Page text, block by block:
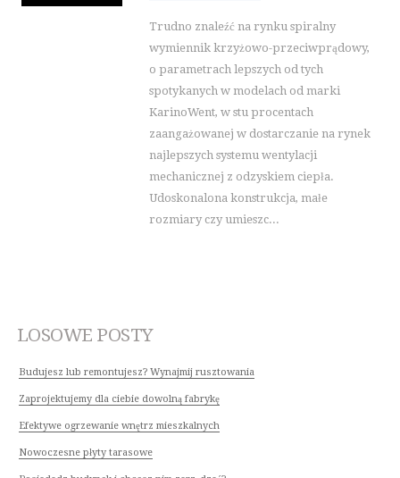
Trudno znaleźć na rynku spiralny
wymiennik krzyżowo-przeciwprądowy,
o parametrach lepszych od tych
spotykanych w modelach od marki
KarinoWent, w stu procentach
zaangażowanej w dostarczanie na rynek
najlepszych systemu wentylacji
mechanicznej z odzyskiem ciepła.
Udoskonalona konstrukcja, małe
rozmiary czy umieszc...
LOSOWE POSTY
Budujesz lub remontujesz? Wynajmij rusztowania
Zaprojektujemy dla ciebie dowolną fabrykę
Efektywe ogrzewanie wnętrz mieszkalnych
Nowoczesne płyty tarasowe